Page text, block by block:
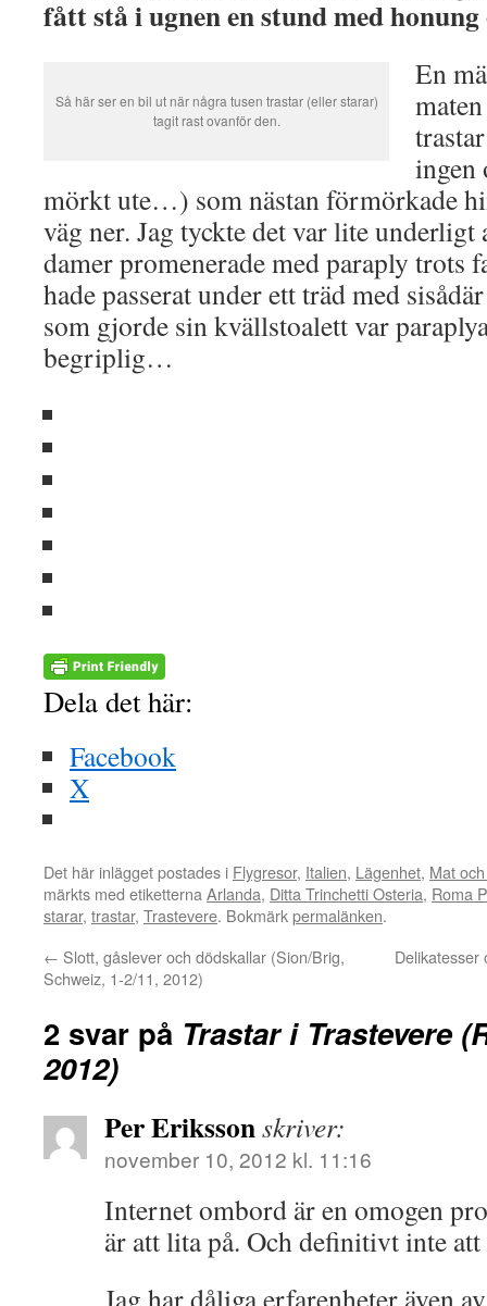
fått stå i ugnen en stund med
Så här ser en bil ut när några tusen trastar (eller starar)
tagit rast ovanför den.
En
ingen
mörkt ute…) som nästan förmörkade
väg ner. Jag tyckte det var lite underligt
damer promenerade med paraply trots
hade passerat under ett träd med
som gjorde sin kvällstoalett var
begriplig…
Dela det här:
Facebook
X
Det här inlägget postades i Flygresor, Italien, Lägenhet, Mat
märkts med etiketterna Arlanda, Ditta Trinchetti Osteria, Roma
starar, trastar, Trastevere. Bokmärkpermalänken.
← Slott, gåslever och dödskallar (Sion/Brig,
Schweiz, 1-2/11, 2012)
2 svar på Trastar i Trastevere
2012)
Per Erikssonskriver:
november 10, 2012 kl. 11:16
Internet ombord är en omogen
är att lita på. Och definitivt inte
Jag har dåliga erfarenheter även